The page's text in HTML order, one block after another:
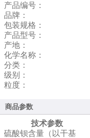
产品编号：
品牌：
包装规格：
产品型号：
产地：
化学名称：
分类：
级别：
粒度：
商品参数
技术参数
硫酸钡含量（以干基